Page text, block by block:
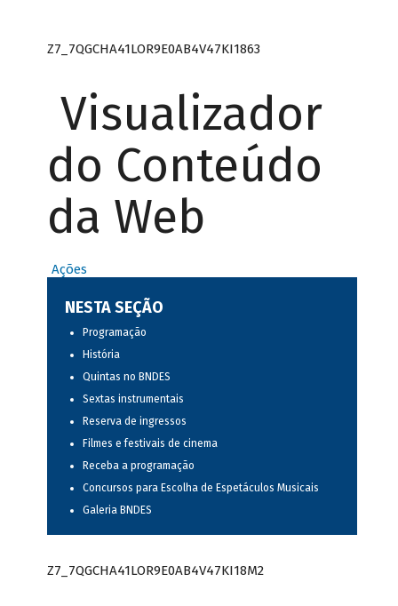
Z7_7QGCHA41LOR9E0AB4V47KI1863
Visualizador
do Conteúdo
da Web
Ações
NESTA SEÇÃO
Programação
História
Quintas no BNDES
Sextas instrumentais
Reserva de ingressos
Filmes e festivais de cinema
Receba a programação
Concursos para Escolha de Espetáculos Musicais
Galeria BNDES
Z7_7QGCHA41LOR9E0AB4V47KI18M2